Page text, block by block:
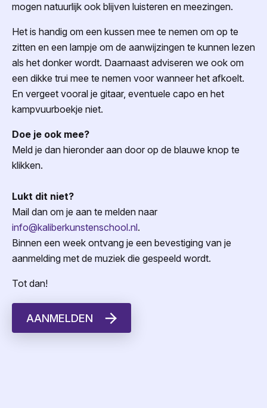
mogen natuurlijk ook blijven luisteren en meezingen.
Het is handig om een kussen mee te nemen om op te
zitten en een lampje om de aanwijzingen te kunnen lezen
als het donker wordt. Daarnaast adviseren we ook om
een dikke trui mee te nemen voor wanneer het afkoelt.
En vergeet vooral je gitaar, eventuele capo en het
kampvuurboekje niet.
Doe je ook mee?
Meld je dan hieronder aan door op de blauwe knop te
klikken.
Lukt dit niet?
Mail dan om je aan te melden naar
info@kaliberkunstenschool.nl.
Binnen een week ontvang je een bevestiging van je
aanmelding met de muziek die gespeeld wordt.
Tot dan!
AANMELDEN